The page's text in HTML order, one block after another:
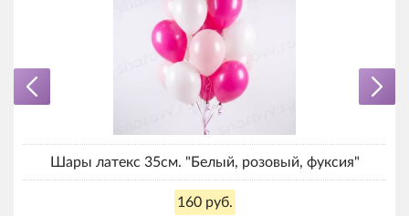
Шары латекс 35см. "Белый, розовый, фуксия"
160 руб.